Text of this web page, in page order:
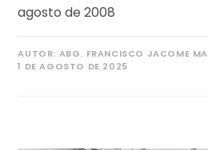
agosto de 2008
AUTOR: ABG. FRANCISCO JACOME
1 DE AGOSTO DE 2025